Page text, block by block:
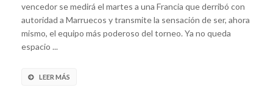
vencedor se medirá el martes a una Francia que derribó con
autoridad a Marruecos y transmite la sensación de ser, ahora
mismo, el equipo más poderoso del torneo. Ya no queda
espacio ...
LEER MÁS